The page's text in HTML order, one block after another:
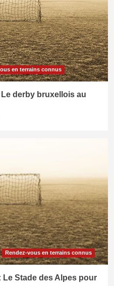
en terrains connus
Le derby bruxellois au
Rendez-vous en terrains connus
Le Stade des Alpes pour